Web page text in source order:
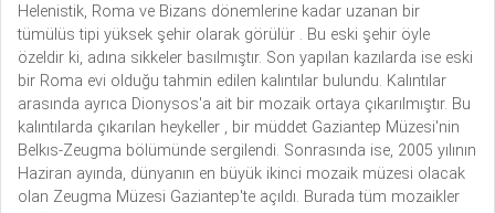
Helenistik, Roma ve Bizans dönemlerine kadar uzanan bir
tümülüs tipi yüksek şehir olarak görülür . Bu eski şehir öyle
özeldir ki, adına sikkeler basılmıştır. Son yapılan kazılarda ise eski
bir Roma evi olduğu tahmin edilen kalıntılar bulundu. Kalıntılar
arasında ayrıca Dionysos'a ait bir mozaik ortaya çıkarılmıştır. Bu
kalıntılarda çıkarılan heykeller , bir müddet Gaziantep Müzesi'nin
Belkıs-Zeugma bölümünde sergilendi. Sonrasında ise, 2005 yılının
Haziran ayında, dünyanın en büyük ikinci mozaik müzesi olacak
olan Zeugma Müzesi Gaziantep'te açıldı. Burada tüm mozaikler